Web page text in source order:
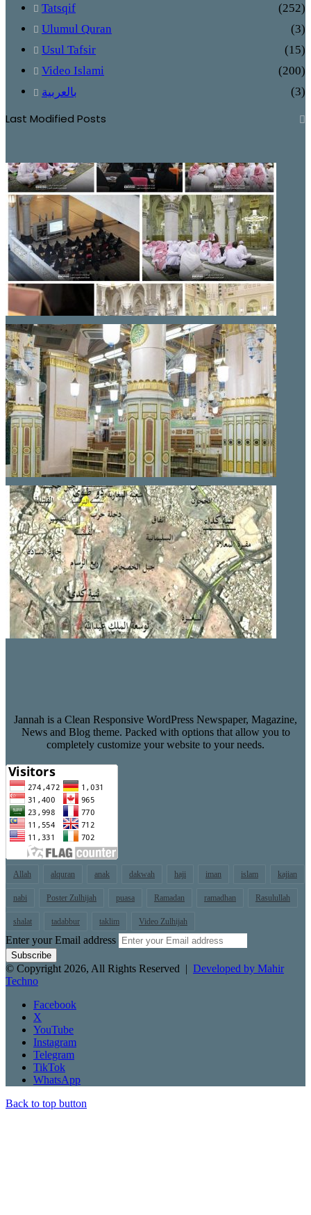
Tatsqif
(252)
Ulumul Quran
(3)
Usul Tafsir
(15)
Video Islami
(200)
بالعربية
(3)
Last Modified Posts
Jannah is a Clean Responsive WordPress Newspaper, Magazine,
News and Blog theme. Packed with options that allow you to
completely customize your website to your needs.
Allah alquran anak dakwah haji iman islam kajian
nabi Poster Zulhijah puasa Ramadan ramadhan Rasulullah
shalat tadabbur taklim Video Zulhijah
Enter your Email address
© Copyright 2026, All Rights Reserved | Developed by Mahir
Techno
Facebook
X
YouTube
Instagram
Telegram
TikTok
WhatsApp
Back to top button